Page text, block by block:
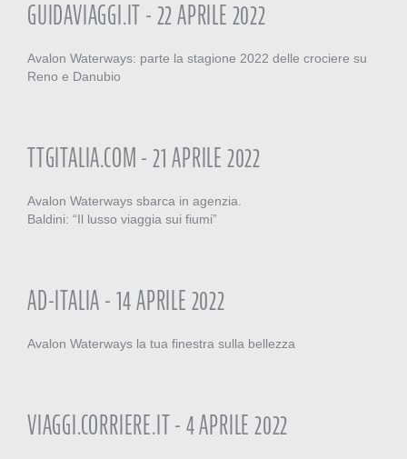
GUIDAVIAGGI.IT - 22 APRILE 2022
Avalon Waterways: parte la stagione 2022 delle crociere su
Reno e Danubio
TTGITALIA.COM - 21 APRILE 2022
Avalon Waterways sbarca in agenzia.
Baldini: “Il lusso viaggia sui fiumi”
AD-ITALIA - 14 APRILE 2022
Avalon Waterways la tua finestra sulla bellezza
VIAGGI.CORRIERE.IT - 4 APRILE 2022